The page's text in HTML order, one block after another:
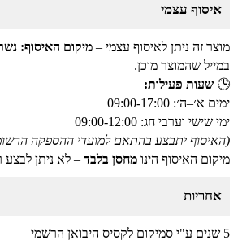
איסוף עצמי
מוצר זה ניתן לאיסוף עצמי – מיקום האיסוף:
במייל שהמוצר מוכן.
🕒 שעות פעילות:
ימים א׳–ה׳: 09:00-17:00
ימי שישי וערבי חג: 09:00-12:00
(האיסוף יתבצע בהתאם למועדי ההספקה
מיקום האיסוף הינו מחסן בלבד – לא ניתן
אחריות
5 שנים ע"י סמיקום לקסיס היבואן הרשמי